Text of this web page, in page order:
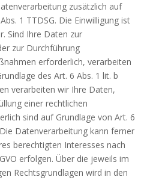
zusätzlich auf
1 TTDSG. Die Einwilligung ist
Sind Ihre Daten zur
zur Durchführung
erforderlich, verarbeiten
des Art. 6 Abs. 1 lit. b
verarbeiten wir Ihre Daten,
einer rechtlichen
sind auf Grundlage von Art. 6
Datenverarbeitung kann ferner
berechtigten Interesses nach
erfolgen. Über die jeweils im
Rechtsgrundlagen wird in den